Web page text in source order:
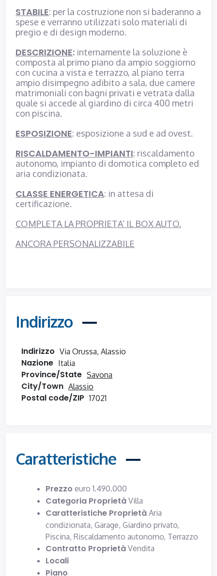
STABILE: per la costruzione non si baderanno a
spese e verranno utilizzati solo materiali di
pregio e di design moderno.
DESCRIZIONE: internamente la soluzione è
composta al primo piano da ampio soggiorno
con cucina a vista e terrazzo, al piano terra
ampio disimpegno adibito a sala, due camere
matrimoniali con bagni privati e vetrata dalla
quale si accede al giardino di circa 400 metri
con piscina.
ESPOSIZIONE: esposizione a sud e ad ovest.
RISCALDAMENTO-IMPIANTI: riscaldamento
autonomo, impianto di domotica completo ed
aria condizionata.
CLASSE ENERGETICA: in attesa di
certificazione.
COMPLETA LA PROPRIETA’ IL BOX AUTO.
ANCORA PERSONALIZZABILE
Indirizzo
Indirizzo Via Orussa, Alassio
Nazione Italia
Province/State Savona
City/Town Alassio
Postal code/ZIP 17021
Caratteristiche
Prezzo euro1.490.000
Categoria Proprietà Villa
Caratteristiche Proprietà Aria
condizionata,Garage,Giardino privato,
Piscina,Riscaldamento autonomo, Terrazzo
Contratto Proprietà Vendita
Locali
Piano